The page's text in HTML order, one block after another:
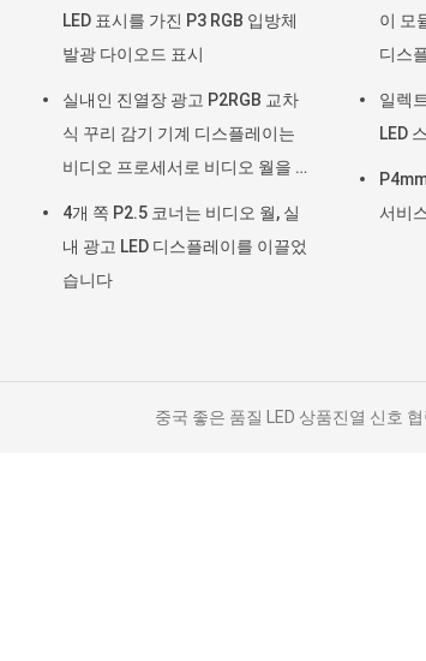
LED 표시를 가진 P3 RGB 입방체
발광 다이오드 표시
실내인 진열장 광고 P2RGB 교차
식 꾸리 감기 기계 디스플레이는
비디오 프로세서로 비디오 월을 주
4개 쪽 P2.5 코너는 비디오 월, 실
내 광고 LED 디스플레이를 이끌었
습니다
이 모
디스
일렉
LED
서비
중국 좋은 품질 LED 상품진열 신호